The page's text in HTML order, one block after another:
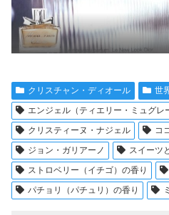
クリスチャン・ディオール 世
エンジェル（ティエリー・ミュグレ
クリスティーヌ・ナジェル
コ
ジョン・ガリアーノ
スイーツ
ストロベリー（イチゴ）の香り
パチョリ（パチュリ）の香り